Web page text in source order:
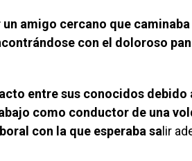
amigo cercano que caminaba
con el doloroso
entre sus conocidos debido
como conductor de una
con la que esperaba sa lir